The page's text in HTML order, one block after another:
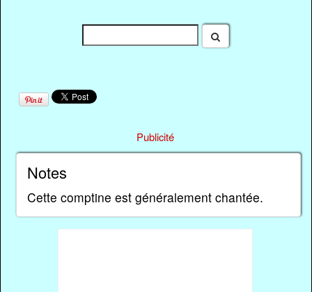
Publicité
Notes
Cette comptine est généralement chantée.